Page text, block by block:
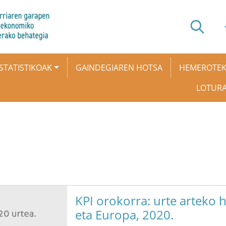
GAINDEGIAREN HOTSA
KPI orokorra: urte arteko
eta Europa, 2020.